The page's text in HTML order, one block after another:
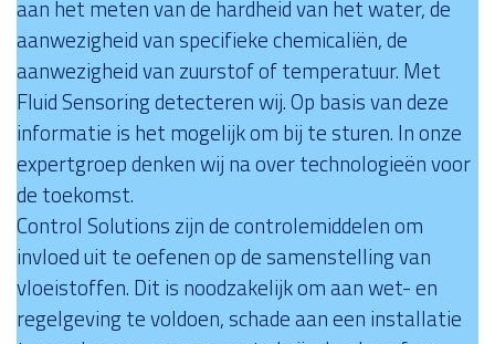
aan het meten van de hardheid van het water, de
aanwezigheid van specifieke chemicaliën, de
aanwezigheid van zuurstof of temperatuur. Met
Fluid Sensoring detecteren wij. Op basis van deze
informatie is het mogelijk om bij te sturen. In onze
expertgroep denken wij na over technologieën voor
de toekomst.
Control Solutions zijn de controlemiddelen om
invloed uit te oefenen op de samenstelling van
vloeistoffen. Dit is noodzakelijk om aan wet- en
regelgeving te voldoen, schade aan een installatie